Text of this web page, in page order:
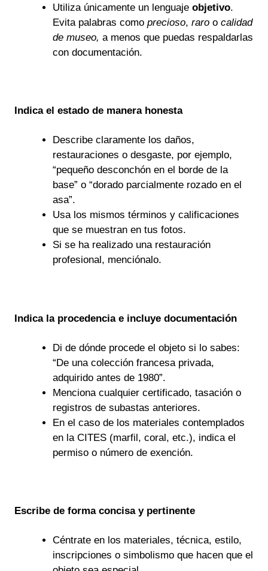
Utiliza únicamente un lenguaje objetivo.
Evita palabras como precioso, raroo calidad
de museo, a menos que puedas respaldarlas
con documentación.
Indica el estado de manera honesta
Describe claramente los daños,
restauraciones o desgaste, por ejemplo,
“pequeño desconchón en el borde de la
base” o “dorado parcialmente rozado en el
asa”.
Usa los mismos términos y calificaciones
que se muestran en tus fotos.
Si se ha realizado una restauración
profesional, menciónalo.
Indica la procedencia e incluye documentación
Di de dónde procede el objeto si lo sabes:
“De una colección francesa privada,
adquirido antes de 1980”.
Menciona cualquier certificado, tasación o
registros de subastas anteriores.
En el caso de los materiales contemplados
en la CITES (marfil, coral, etc.), indica el
permiso o número de exención.
Escribe de forma concisa y pertinente
Céntrate en los materiales, técnica, estilo,
inscripciones o simbolismo que hacen que el